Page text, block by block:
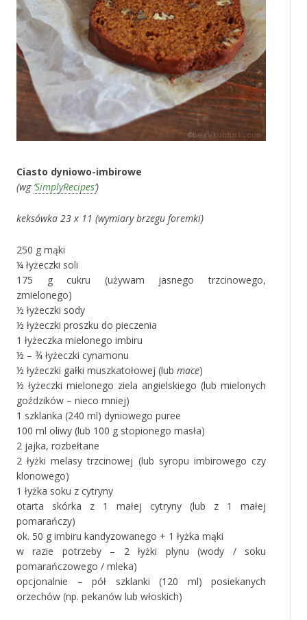
Ciasto dyniowo-imbirowe
(wg ‘SimplyRecipes’)
keksówka 23 x 11 (wymiary brzegu foremki)
250 g mąki
¼ łyżeczki soli
175 g cukru (używam jasnego trzcinowego,
zmielonego)
½ łyżeczki sody
½ łyżeczki proszku do pieczenia
1 łyżeczka mielonego imbiru
½ – ¾ łyżeczki cynamonu
½ łyżeczki gałki muszkatołowej (lub mace)
½ łyżeczki mielonego ziela angielskiego (lub mielonych
goździków – nieco mniej)
1 szklanka (240 ml) dyniowego puree
100 ml oliwy (lub 100 g stopionego masła)
2 jajka, rozbełtane
2 łyżki melasy trzcinowej (lub syropu imbirowego czy
klonowego)
1 łyżka soku z cytryny
otarta skórka z 1 małej cytryny (lub z 1 małej
pomarańczy)
ok. 50 g imbiru kandyzowanego + 1 łyżka mąki
w razie potrzeby – 2 łyżki plynu (wody / soku
pomarańczowego / mleka)
opcjonalnie – pół szklanki (120 ml) posiekanych
orzechów (np. pekanów lub włoskich)